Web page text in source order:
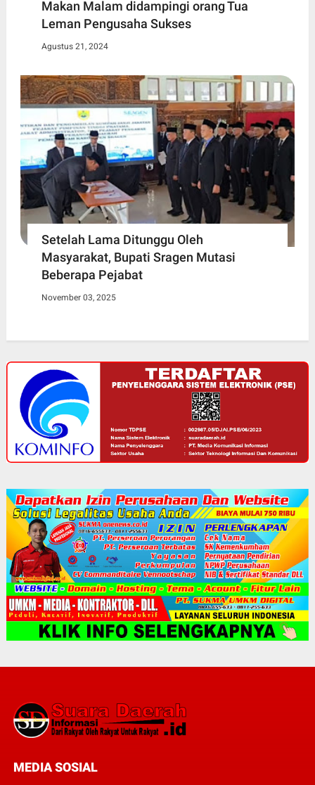
Makan Malam didampingi orang Tua
Leman Pengusaha Sukses
Agustus 21, 2024
Setelah Lama Ditunggu Oleh
Masyarakat, Bupati Sragen Mutasi
Beberapa Pejabat
November 03, 2025
MEDIA SOSIAL